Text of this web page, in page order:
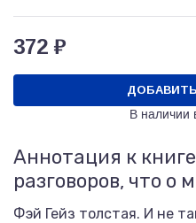
372 ₽
В наличии
Аннотация к
разговоров, что о
Фэй Гейз толстая. И не